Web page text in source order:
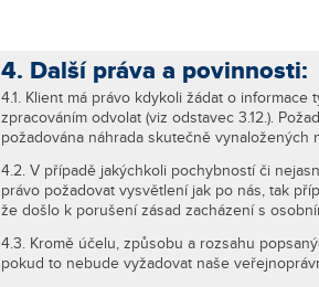
4. Další práva a povinnosti:
4.1. Klient má právo kdykoli žádat o
zpracováním odvolat (viz odstavec 3.12.).
požadována náhrada skutečně vynaložených
4.2. V případě jakýchkoli pochybností či
právo požadovat vysvětlení jak po nás, tak
že došlo k porušení zásad zacházení s
4.3. Kromě účelu, způsobu a rozsahu
pokud to nebude vyžadovat naše